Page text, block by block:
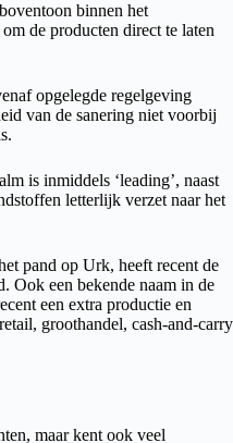
binnen het
de producten direct te laten
opgelegde regelgeving
van de sanering niet voorbij
is inmiddels ‘leading’, naast
letterlijk verzet naar het
pand op Urk, heeft recent de
Ook een bekende naam in de
een extra productie en
groothandel, cash-and-carry
maar kent ook veel